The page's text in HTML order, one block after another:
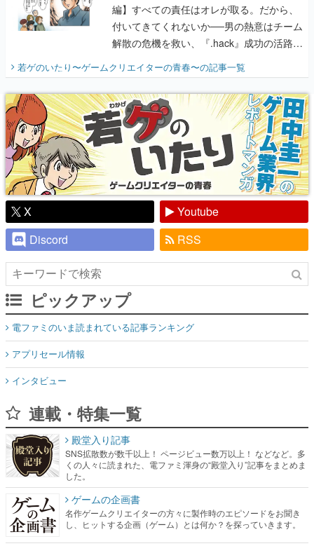
編】すべての責任はオレが取る。だから、
付いてきてくれないか──男の熱意はチーム
解散の危機を救い、『.hack』成功の活路を
『少年ジャンプ』色だった【若ゲのいた
り】
若ゲのいたり〜ゲームクリエイターの青春〜の記事一覧
X
Youtube
Discord
RSS
ピックアップ
電ファミのいま読まれている記事ランキング
アプリセール情報
インタビュー
連載・特集一覧
殿堂入り記事
SNS拡散数が数千以上！ ページビュー数万以上！ などなど。多
くの人々に読まれた、電ファミ渾身の“殿堂入り”記事をまとめま
した。
ゲームの企画書
名作ゲームクリエイターの方々に製作時のエピソードをお聞き
し、ヒットする企画（ゲーム）とは何か？を探っていきます。